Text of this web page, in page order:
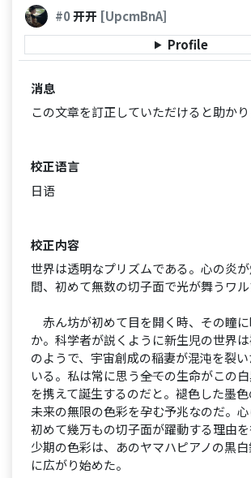
#0开开 [UpcmBnA]
Profile
消息
この文章を訂正していただけると助か
校正语言
日语
校正内容
世界は透明なプリズムである。心の炎
間、初めて無数の切子面で光が舞うワル
赤ん坊が初めて目を開く時、その瞳
か。科学者が説くように新生児の世界
のようで、宇宙創成の稲妻が混沌を裂
いる。私は常に思う――全ての生命がこの
を携えて誕生するのだと。褪色した墨色
未来の無限の色彩を孕む予兆なのだ。心
初めて幾万もの切子面が躍動する理由
少期の色彩は、あのヤマハピアノの黒
に広がり始めた。